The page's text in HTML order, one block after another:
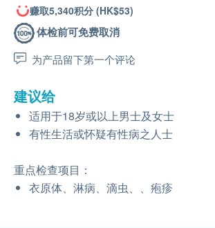
赚取5,340积分 (HK$53)
体检前可免费取消
为产品留下第一个评论
建议给
适用于18岁或以上男士及女士
有性生活或怀疑有性病之人士
重点检查项目：
衣原体、淋病、滴虫、、疱疹